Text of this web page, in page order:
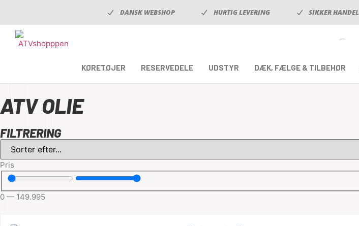
DANSK WEBSHOP HURTIG LEVERING SIKKER HANDEL
KØRETØJER RESERVEDELE UDSTYR DÆK, FÆLGE & TILBEHØR
ATV OLIE
FILTRERING
Pris
0 — 149.995